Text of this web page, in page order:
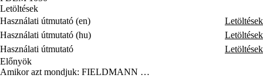
Letöltések
Használati útmutató (en)
Letöltések
Használati útmutató (hu)
Letöltések
Használati útmutató
Letöltések
Előnyök
Amikor azt mondjuk: FIELDMANN …